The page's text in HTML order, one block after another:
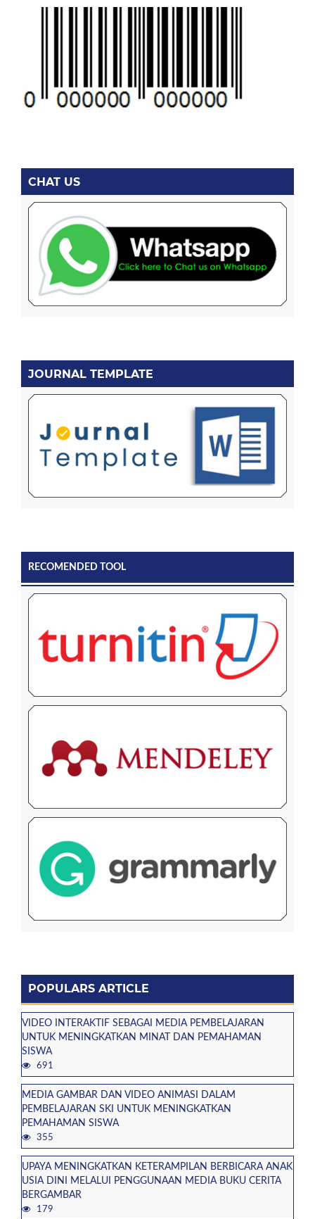
CHAT US
JOURNAL TEMPLATE
RECOMENDED TOOL
POPULARS ARTICLE
VIDEO INTERAKTIF SEBAGAI MEDIA PEMBELAJARAN
UNTUK MENINGKATKAN MINAT DAN PEMAHAMAN
SISWA
691
MEDIA GAMBAR DAN VIDEO ANIMASI DALAM
PEMBELAJARAN SKI UNTUK MENINGKATKAN
PEMAHAMAN SISWA
355
UPAYA MENINGKATKAN KETERAMPILAN BERBICARA ANAK
USIA DINI MELALUI PENGGUNAAN MEDIA BUKU CERITA
BERGAMBAR
179